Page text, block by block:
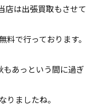
店は出張買取もさせて
で行っております。
あっという間に過ぎ
りましたね。